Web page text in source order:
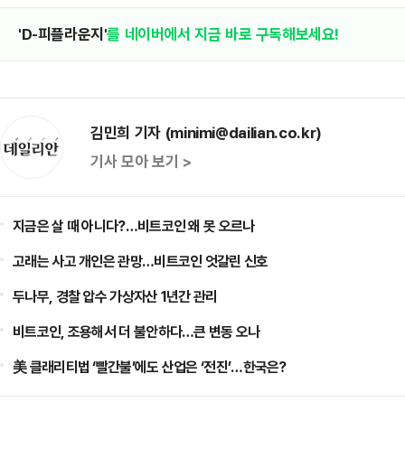
'D-피플라운지'를 네이버에서 지금 바로 구독해보세요!
김민희 기자 (minimi@dailian.co.kr)
기사 모아 보기 >
지금은 살 때 아니다?…비트코인 왜 못 오르나
고래는 사고 개인은 관망…비트코인 엇갈린 신호
두나무, 경찰 압수 가상자산 1년간 관리
비트코인, 조용해서 더 불안하다…큰 변동 오나
美 클래리티법 ‘빨간불’에도 산업은 ‘전진’…한국은?